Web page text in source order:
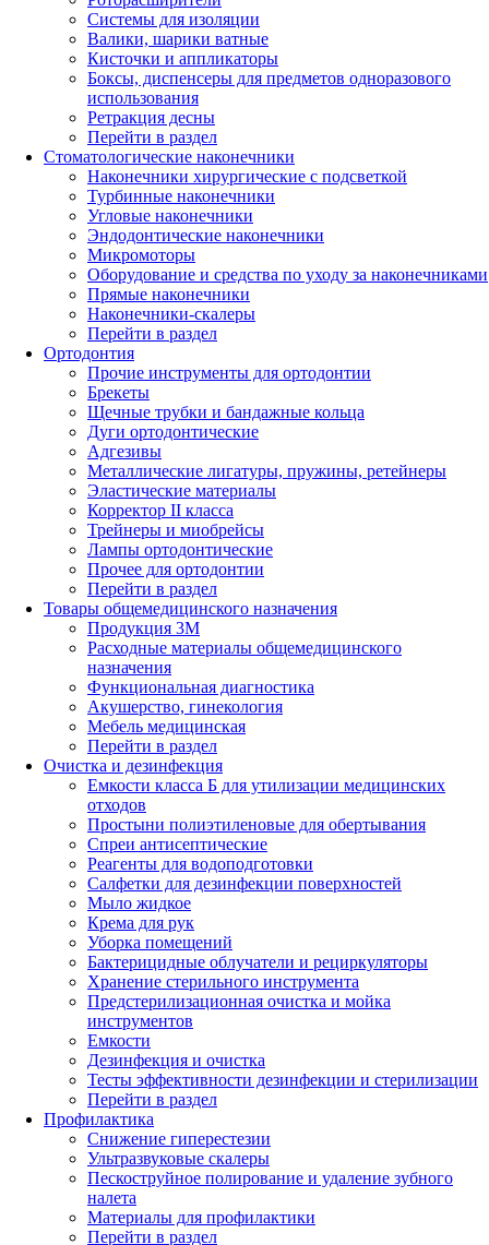
Системы для изоляции
Валики, шарики ватные
Кисточки и аппликаторы
Боксы, диспенсеры для предметов одноразового
использования
Ретракция десны
Перейти в раздел
Стоматологические наконечники
Наконечники хирургические с подсветкой
Турбинные наконечники
Угловые наконечники
Эндодонтические наконечники
Микромоторы
Оборудование и средства по уходу за наконечниками
Прямые наконечники
Наконечники-скалеры
Перейти в раздел
Ортодонтия
Прочие инструменты для ортодонтии
Брекеты
Щечные трубки и бандажные кольца
Дуги ортодонтические
Адгезивы
Металлические лигатуры, пружины, ретейнеры
Эластические материалы
Корректор II класса
Трейнеры и миобрейсы
Лампы ортодонтические
Прочее для ортодонтии
Перейти в раздел
Товары общемедицинского назначения
Продукция 3М
Расходные материалы общемедицинского
назначения
Функциональная диагностика
Акушерство, гинекология
Мебель медицинская
Перейти в раздел
Очистка и дезинфекция
Емкости класса Б для утилизации медицинских
отходов
Простыни полиэтиленовые для обертывания
Спреи антисептические
Реагенты для водоподготовки
Салфетки для дезинфекции поверхностей
Мыло жидкое
Крема для рук
Уборка помещений
Бактерицидные облучатели и рециркуляторы
Хранение стерильного инструмента
Предстерилизационная очистка и мойка
инструментов
Емкости
Дезинфекция и очистка
Тесты эффективности дезинфекции и стерилизации
Перейти в раздел
Профилактика
Снижение гиперестезии
Ультразвуковые скалеры
Пескоструйное полирование и удаление зубного
налета
Материалы для профилактики
Перейти в раздел